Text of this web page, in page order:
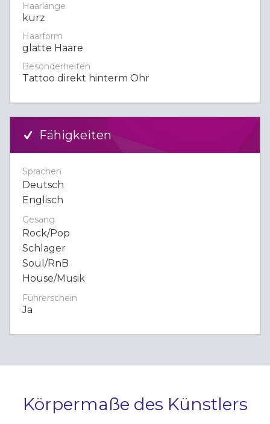
Haarlänge
kurz
Haarform
glatte Haare
Besonderheiten
Tattoo direkt hinterm Ohr
Fähigkeiten
Sprachen
Deutsch
Englisch
Gesang
Rock/Pop
Schlager
Soul/RnB
House/Musik
Führerschein
Ja
Körpermaße des Künstlers